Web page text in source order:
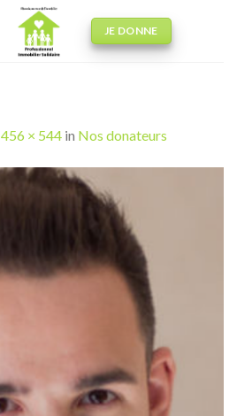
JE DONNE
456 × 544 in Nos donateurs